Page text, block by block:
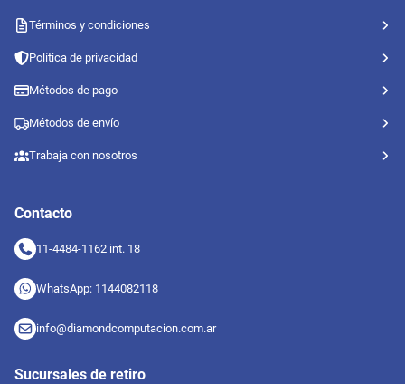
Términos y condiciones
Política de privacidad
Métodos de pago
Métodos de envío
Trabaja con nosotros
Contacto
11-4484-1162 int. 18
WhatsApp: 1144082118
info@diamondcomputacion.com.ar
Sucursales de retiro